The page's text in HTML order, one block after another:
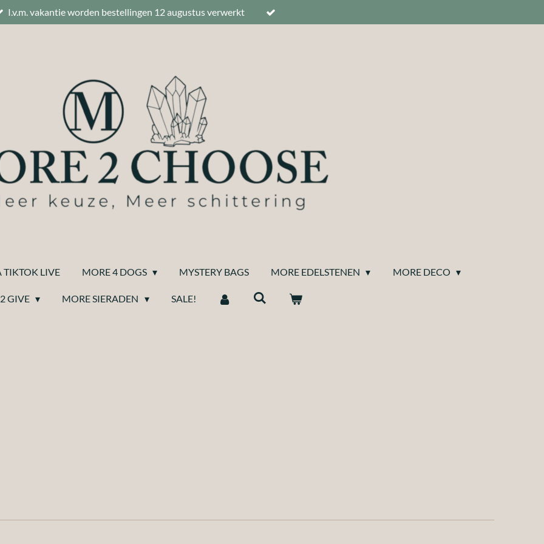
I.v.m. vakantie worden bestellingen 12 augustus verwerkt
LIVE MORE 4 DOGS MYSTERY BAGS MORE EDELSTENEN MORE DECO
GIVE MORE SIERADEN SALE!